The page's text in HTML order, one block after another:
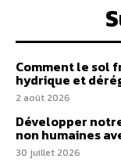
Comment le sol
hydrique et
2 août 2026
Développer
non humaines
30 juillet 2026